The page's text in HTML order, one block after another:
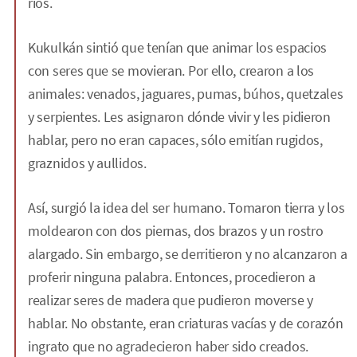
Kukulkán sintió que tenían que animar los espacios
con seres que se movieran. Por ello, crearon a los
animales: venados, jaguares, pumas, búhos, quetzales
y serpientes. Les asignaron dónde vivir y les pidieron
hablar, pero no eran capaces, sólo emitían rugidos,
graznidos y aullidos.
Así, surgió la idea del ser humano. Tomaron tierra y los
moldearon con dos piernas, dos brazos y un rostro
alargado. Sin embargo, se derritieron y no alcanzaron a
proferir ninguna palabra. Entonces, procedieron a
realizar seres de madera que pudieron moverse y
hablar. No obstante, eran criaturas vacías y de corazón
ingrato que no agradecieron haber sido creados.